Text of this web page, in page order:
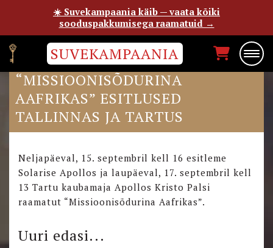
SUVEKAMPAANIA
RAAMATU
“MISSIOONISÕDURINA
AAFRIKAS” ESITLUSED
TALLINNAS JA TARTUS
Neljapäeval, 15. septembril kell 16 esitleme
Solarise Apollos ja laupäeval, 17. septembril kell
13 Tartu kaubamaja Apollos Kristo Palsi
raamatut “Missioonisõdurina Aafrikas”.
Uuri edasi...
☀️ Suvekampaania käib — vaata kõiki
sooduspakkumisega raamatuid →